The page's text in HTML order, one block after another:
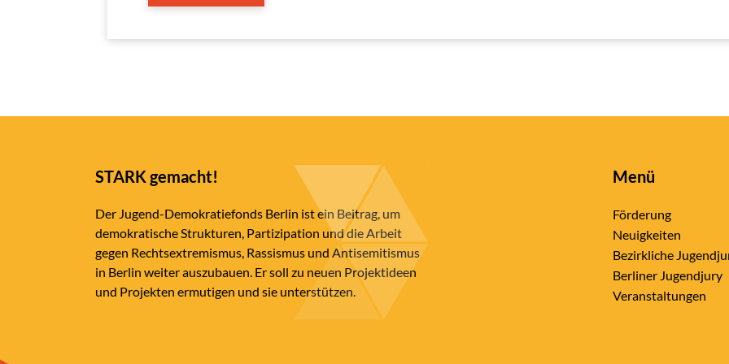
STARK gemacht!
Der Jugend-Demokratiefonds Berlin ist ein Beitrag, um
demokratische Strukturen, Partizipation und die Arbeit
gegen Rechtsextremismus, Rassismus und Antisemitismus
in Berlin weiter auszubauen. Er soll zu neuen Projektideen
und Projekten ermutigen und sie unterstützen.
Menü
Förderung
Neuigkeiten
Bezirkliche
Berliner Jugendjury
Veranstaltungen